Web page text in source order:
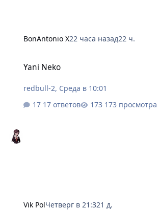
BonAntonio X22 часа назад22 ч.
Yani Neko
redbull-2, Среда в 10:01
17 ответов
173 просмотра
Vik PolЧетверг в 21:321 д.